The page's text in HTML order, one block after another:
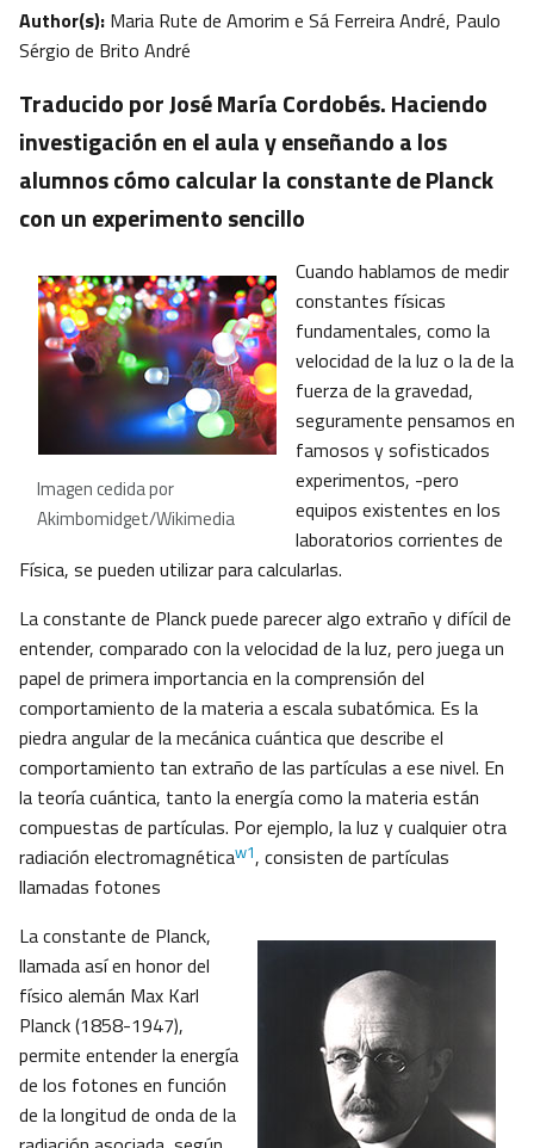
Author(s): Maria Rute de Amorim e Sá Ferreira André, Paulo
Sérgio de Brito André
Traducido por José María Cordobés. Haciendo
investigación en el aula y enseñando a los
alumnos cómo calcular la constante de Planck
con un experimento sencillo
Imagen cedida por
Akimbomidget/Wikimedia
Cuando hablamos de medir
constantes físicas
fundamentales, como la
velocidad de la luz o la de la
fuerza de la gravedad,
seguramente pensamos en
famosos y sofisticados
experimentos, -pero
equipos existentes en los
laboratorios corrientes de
Física, se pueden utilizar para calcularlas.
La constante de Planck puede parecer algo extraño y difícil de
entender, comparado con la velocidad de la luz, pero juega un
papel de primera importancia en la comprensión del
comportamiento de la materia a escala subatómica. Es la
piedra angular de la mecánica cuántica que describe el
comportamiento tan extraño de las partículas a ese nivel. En
la teoría cuántica, tanto la energía como la materia están
compuestas de partículas. Por ejemplo, la luz y cualquier otra
radiación electromagnéticaw1, consisten de partículas
llamadas fotones
La constante de Planck,
llamada así en honor del
físico alemán Max Karl
Planck (1858-1947),
permite entender la energía
de los fotones en función
de la longitud de onda de la